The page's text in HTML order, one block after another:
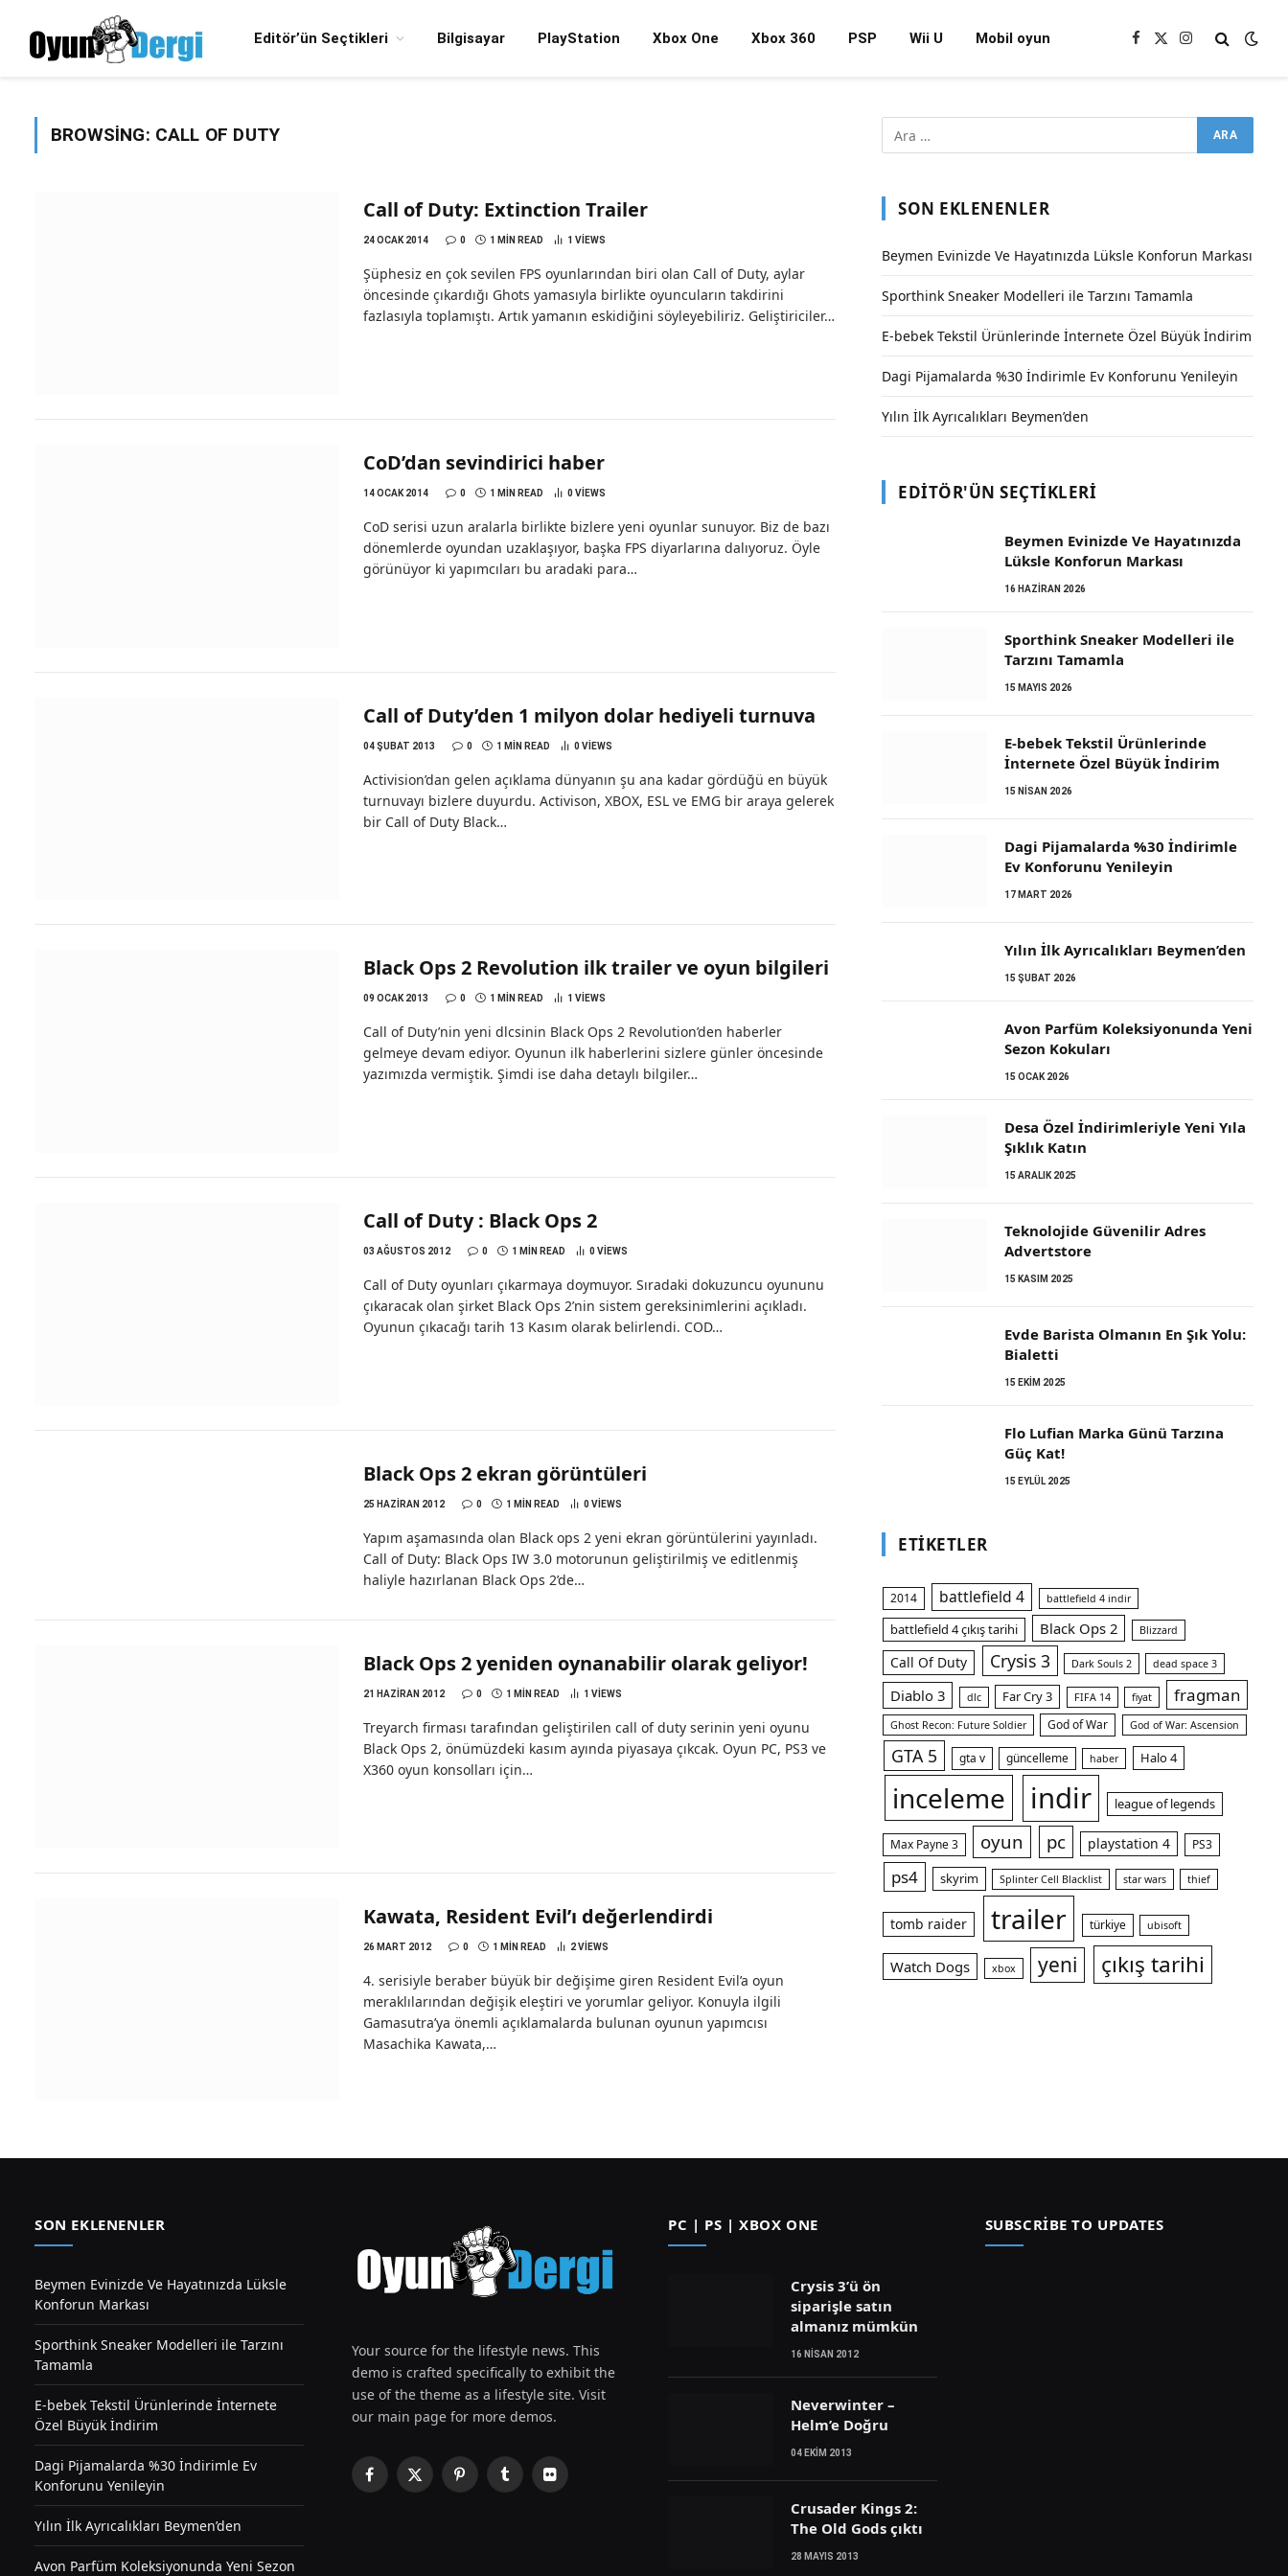
Editör’ün Seçtikleri Bilgisayar PlayStation Xbox One Xbox 360 PSP Wii U Mobil oyun Facebook
X
Instagram
BROWSING: CALL OF DUTY
Call of Duty: Extinction Trailer
24 OCAK 2014 0 1 MIN READ 1 VIEWS
Şüphesiz en çok sevilen FPS oyunlarından biri olan Call of Duty, aylar
öncesinde çıkardığı Ghots yamasıyla birlikte oyuncuların takdirini
fazlasıyla toplamıştı. Artık yamanın eskidiğini söyleyebiliriz. Geliştiriciler…
CoD’dan sevindirici haber
14 OCAK 2014 0 1 MIN READ 0 VIEWS
CoD serisi uzun aralarla birlikte bizlere yeni oyunlar sunuyor. Biz de bazı
dönemlerde oyundan uzaklaşıyor, başka FPS diyarlarına dalıyoruz. Öyle
görünüyor ki yapımcıları bu aradaki para…
Call of Duty’den 1 milyon dolar hediyeli turnuva
04 ŞUBAT 2013 0 1 MIN READ 0 VIEWS
Activision’dan gelen açıklama dünyanın şu ana kadar gördüğü en büyük
turnuvayı bizlere duyurdu. Activison, XBOX, ESL ve EMG bir araya gelerek
bir Call of Duty Black…
Black Ops 2 Revolution ilk trailer ve oyun bilgileri
09 OCAK 2013 0 1 MIN READ 1 VIEWS
Call of Duty’nin yeni dlcsinin Black Ops 2 Revolution’den haberler
gelmeye devam ediyor. Oyunun ilk haberlerini sizlere günler öncesinde
yazımızda vermiştik. Şimdi ise daha detaylı bilgiler…
Call of Duty : Black Ops 2
03 AĞUSTOS 2012 0 1 MIN READ 0 VIEWS
Call of Duty oyunları çıkarmaya doymuyor. Sıradaki dokuzuncu oyununu
çıkaracak olan şirket Black Ops 2’nin sistem gereksinimlerini açıkladı.
Oyunun çıkacağı tarih 13 Kasım olarak belirlendi. COD…
Black Ops 2 ekran görüntüleri
25 HAZIRAN 2012 0 1 MIN READ 0 VIEWS
Yapım aşamasında olan Black ops 2 yeni ekran görüntülerini yayınladı.
Call of Duty: Black Ops IW 3.0 motorunun geliştirilmiş ve editlenmiş
haliyle hazırlanan Black Ops 2’de…
Black Ops 2 yeniden oynanabilir olarak geliyor!
21 HAZIRAN 2012 0 1 MIN READ 1 VIEWS
Treyarch firması tarafından geliştirilen call of duty serinin yeni oyunu
Black Ops 2, önümüzdeki kasım ayında piyasaya çıkcak. Oyun PC, PS3 ve
X360 oyun konsolları için…
Kawata, Resident Evil’ı değerlendirdi
26 MART 2012 0 1 MIN READ 2VIEWS
4. serisiyle beraber büyük bir değişime giren Resident Evil’a oyun
meraklılarından değişik eleştiri ve yorumlar geliyor. Konuyla ilgili
Gamasutra’ya önemli açıklamalarda bulunan oyunun yapımcısı
Masachika Kawata,…
SON EKLENENLER
Beymen Evinizde Ve Hayatınızda Lüksle Konforun Markası
Sporthink Sneaker Modelleri ile Tarzını Tamamla
E-bebek Tekstil Ürünlerinde İnternete Özel Büyük İndirim
Dagi Pijamalarda %30 İndirimle Ev Konforunu Yenileyin
Yılın İlk Ayrıcalıkları Beymen’den
EDITÖR'ÜN SEÇTIKLERI
Beymen Evinizde Ve Hayatınızda
Lüksle Konforun Markası
16 HAZIRAN 2026
Sporthink Sneaker Modelleri ile
Tarzını Tamamla
15 MAYIS 2026
E-bebek Tekstil Ürünlerinde
İnternete Özel Büyük İndirim
15 NISAN 2026
Dagi Pijamalarda %30 İndirimle
Ev Konforunu Yenileyin
17 MART 2026
Yılın İlk Ayrıcalıkları Beymen’den
15 ŞUBAT 2026
Avon Parfüm Koleksiyonunda Yeni
Sezon Kokuları
15 OCAK 2026
Desa Özel İndirimleriyle Yeni Yıla
Şıklık Katın
15 ARALIK 2025
Teknolojide Güvenilir Adres
Advertstore
15 KASIM 2025
Evde Barista Olmanın En Şık Yolu:
Bialetti
15 EKIM 2025
Flo Lufian Marka Günü Tarzına
Güç Kat!
15 EYLÜL 2025
ETIKETLER
2014 battlefield 4 battlefield 4 indir
battlefield 4 çıkış tarihi Black Ops 2 Blizzard
Call Of Duty Crysis 3 Dark Souls 2 dead space 3
Diablo 3 dlc Far Cry 3 FIFA 14 fiyat fragman
Ghost Recon: Future Soldier God of War God of War: Ascension
GTA 5 gta v güncelleme haber Halo 4
inceleme indir league of legends
Max Payne 3 oyun pc playstation 4 PS3
ps4 skyrim Splinter Cell Blacklist star wars thief
tomb raider trailer türkiye ubisoft
Watch Dogs xbox yeni çıkış tarihi
SON EKLENENLER
Beymen Evinizde Ve Hayatınızda Lüksle
Konforun Markası
Sporthink Sneaker Modelleri ile Tarzını
Tamamla
E-bebek Tekstil Ürünlerinde İnternete
Özel Büyük İndirim
Dagi Pijamalarda %30 İndirimle Ev
Konforunu Yenileyin
Yılın İlk Ayrıcalıkları Beymen’den
Avon Parfüm Koleksiyonunda Yeni Sezon
Your source for the lifestyle news. This
demo is crafted specifically to exhibit the
use of the theme as a lifestyle site. Visit
our main page for more demos.
Facebook
X
PinterestTumblrFlickr
PC | PS | XBOX ONE
Crysis 3’ü ön
siparişle satın
almanız mümkün
16 NISAN 2012
Neverwinter –
Helm’e Doğru
04 EKIM 2013
Crusader Kings 2:
The Old Gods çıktı
28 MAYIS 2013
SUBSCRIBE TO UPDATES